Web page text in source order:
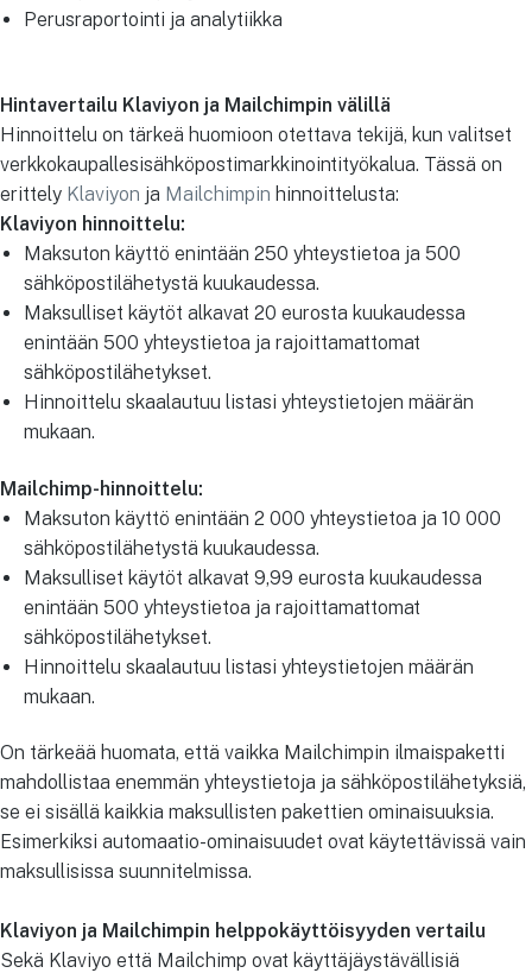
Perusraportointi ja analytiikka
Hintavertailu Klaviyon ja Mailchimpin välillä
Hinnoittelu on tärkeä huomioon otettava tekijä, kun valitset
verkkokaupallesisähköpostimarkkinointityökalua. Tässä on
erittely Klaviyon ja Mailchimpin hinnoittelusta:
Klaviyon hinnoittelu:
Maksuton käyttö enintään 250 yhteystietoa ja 500
sähköpostilähetystä kuukaudessa.
Maksulliset käytöt alkavat 20 eurosta kuukaudessa
enintään 500 yhteystietoa ja rajoittamattomat
sähköpostilähetykset.
Hinnoittelu skaalautuu listasi yhteystietojen määrän
mukaan.
Mailchimp-hinnoittelu:
Maksuton käyttö enintään 2 000 yhteystietoa ja 10 000
sähköpostilähetystä kuukaudessa.
Maksulliset käytöt alkavat 9,99 eurosta kuukaudessa
enintään 500 yhteystietoa ja rajoittamattomat
sähköpostilähetykset.
Hinnoittelu skaalautuu listasi yhteystietojen määrän
mukaan.
On tärkeää huomata, että vaikka Mailchimpin ilmaispaketti
mahdollistaa enemmän yhteystietoja ja sähköpostilähetyksiä,
se ei sisällä kaikkia maksullisten pakettien ominaisuuksia.
Esimerkiksi automaatio-ominaisuudet ovat käytettävissä vain
maksullisissa suunnitelmissa.
Klaviyon ja Mailchimpin helppokäyttöisyyden vertailu
Sekä Klaviyo että Mailchimp ovat käyttäjäystävällisiä